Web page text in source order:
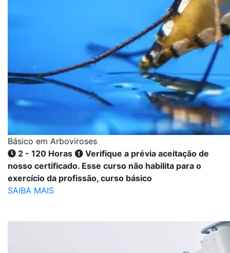
Básico em Arboviroses
2 - 120 Horas
Verifique a prévia aceitação de
nosso certificado. Esse curso não habilita para o
exercício da profissão, curso básico
SAIBA MAIS